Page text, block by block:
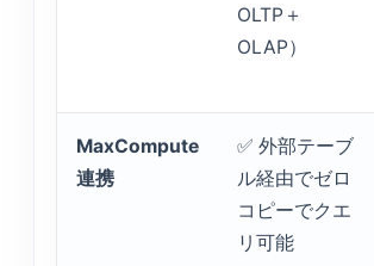
OLTP＋
OLAP）
MaxCompute
連携
✅ 外部テーブ
ル経由でゼロ
コピーでクエ
リ可能